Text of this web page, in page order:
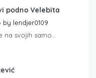
podno Velebita
by lendjer0109
na svojih samo...